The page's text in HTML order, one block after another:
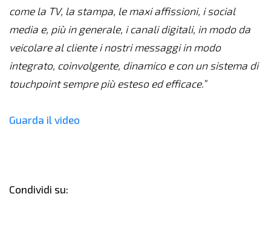
come la TV, la stampa, le maxi affissioni, i social
media e, più in generale, i canali digitali, in modo da
veicolare al cliente i nostri messaggi in modo
integrato, coinvolgente, dinamico e con un sistema di
touchpoint sempre più esteso ed efficace.”
Guarda il video
Condividi su: